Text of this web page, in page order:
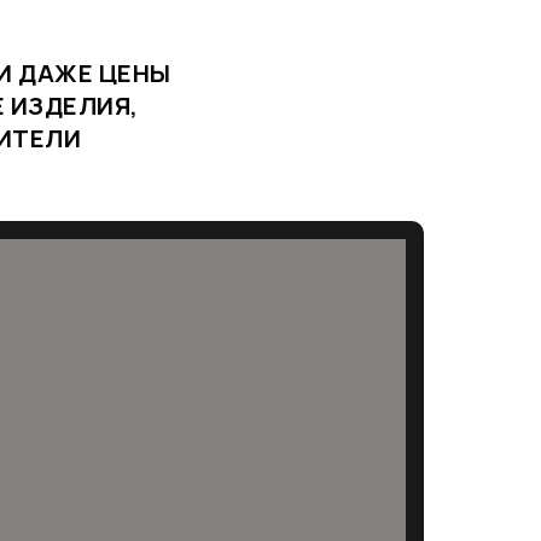
ДАЖЕ ЦЕНЫ